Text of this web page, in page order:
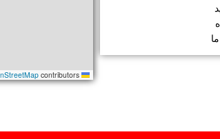
Leaflet
contributors